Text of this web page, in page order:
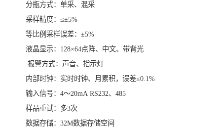
分瓶方式：单采、混采
采样精度：≤±5%
等比例采样误差：±5%
液晶显示：128×64点阵、中文、带背光
报警方式：声音、指示灯
内部时钟：实时时钟、月累积，误差≤0.1%
输入信号：4～20mA RS232、485
样品重试：多3次
数据存储：32M数据存储空间